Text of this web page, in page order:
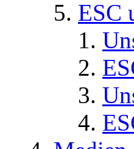
ESC